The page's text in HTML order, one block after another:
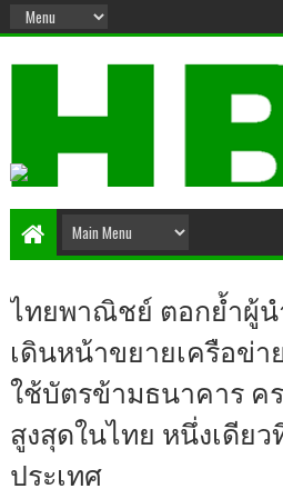
ไทยพาณิชย์ ตอกย้ำผู้
เดินหน้าขยายเครือข่า
ใช้บัตรข้ามธนาคาร
สูงสุดในไทย หนึ่งเดีย
ประเทศ